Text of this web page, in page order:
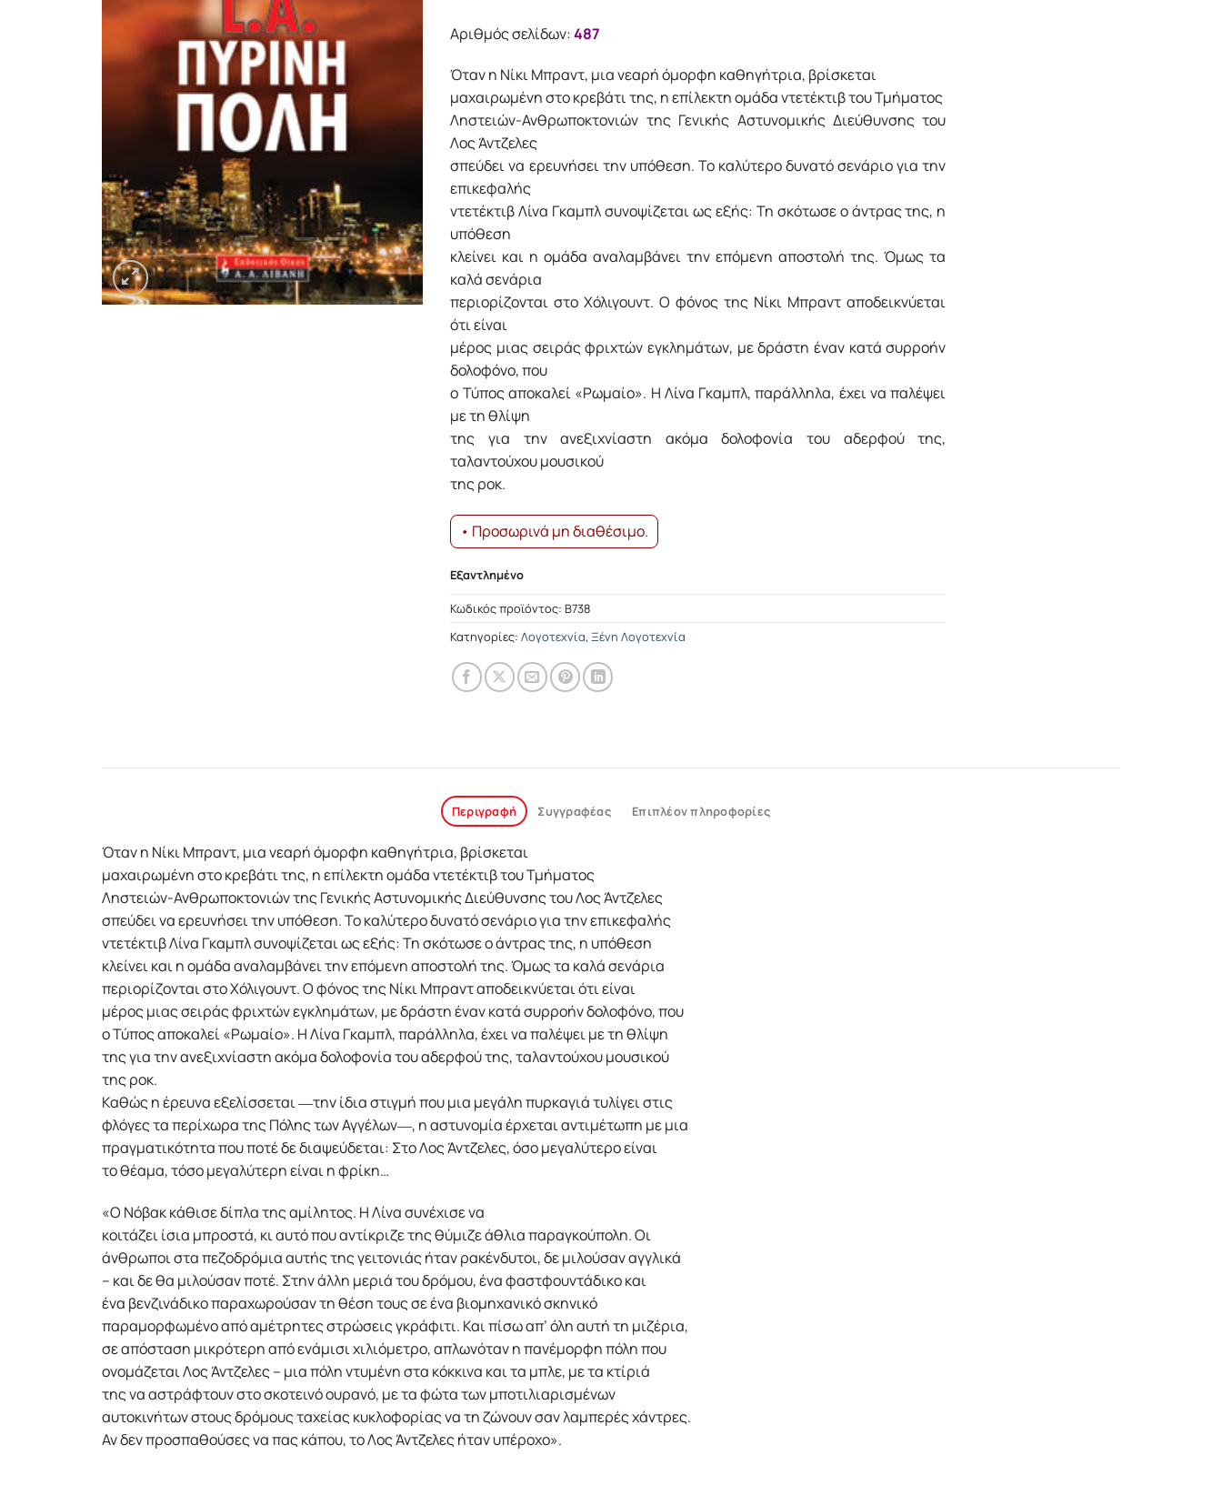
20.18€.
Αριθμός σελίδων:487
Όταν η Νίκι Μπραντ, μια νεαρή όμορφη καθηγήτρια, βρίσκεται
μαχαιρωμένη στο κρεβάτι της, η επίλεκτη ομάδα ντετέκτιβ του Τμήματος
Ληστειών-Ανθρωποκτονιών της Γενικής Αστυνομικής Διεύθυνσης του
Λος Άντζελες
σπεύδει να ερευνήσει την υπόθεση. Το καλύτερο δυνατό σενάριο για την
επικεφαλής
ντετέκτιβ Λίνα Γκαμπλ συνοψίζεται ως εξής: Τη σκότωσε ο άντρας της, η
υπόθεση
κλείνει και η ομάδα αναλαμβάνει την επόμενη αποστολή της. Όμως τα
καλά σενάρια
περιορίζονται στο Χόλιγουντ. Ο φόνος της Νίκι Μπραντ αποδεικνύεται
ότι είναι
μέρος μιας σειράς φριχτών εγκλημάτων, με δράστη έναν κατά συρροήν
δολοφόνο, που
ο Τύπος αποκαλεί «Ρωμαίο». Η Λίνα Γκαμπλ, παράλληλα, έχει να παλέψει
με τη θλίψη
της για την ανεξιχνίαστη ακόμα δολοφονία του αδερφού της,
ταλαντούχου μουσικού
της ροκ.
• Προσωρινά μη διαθέσιμο.
Εξαντλημένο
Κωδικός προϊόντος:Β738
Κατηγορίες:Λογοτεχνία, Ξένη Λογοτεχνία
Περιγραφή Συγγραφέας Επιπλέον πληροφορίες
Όταν η Νίκι Μπραντ, μια νεαρή όμορφη καθηγήτρια, βρίσκεται
μαχαιρωμένη στο κρεβάτι της, η επίλεκτη ομάδα ντετέκτιβ του Τμήματος
Ληστειών-Ανθρωποκτονιών της Γενικής Αστυνομικής Διεύθυνσης του Λος Άντζελες
σπεύδει να ερευνήσει την υπόθεση. Το καλύτερο δυνατό σενάριο για την επικεφαλής
ντετέκτιβ Λίνα Γκαμπλ συνοψίζεται ως εξής: Τη σκότωσε ο άντρας της, η υπόθεση
κλείνει και η ομάδα αναλαμβάνει την επόμενη αποστολή της. Όμως τα καλά σενάρια
περιορίζονται στο Χόλιγουντ. Ο φόνος της Νίκι Μπραντ αποδεικνύεται ότι είναι
μέρος μιας σειράς φριχτών εγκλημάτων, με δράστη έναν κατά συρροήν δολοφόνο, που
ο Τύπος αποκαλεί «Ρωμαίο». Η Λίνα Γκαμπλ, παράλληλα, έχει να παλέψει με τη θλίψη
της για την ανεξιχνίαστη ακόμα δολοφονία του αδερφού της, ταλαντούχου μουσικού
της ροκ.
Καθώς η έρευνα εξελίσσεται ―την ίδια στιγμή που μια μεγάλη πυρκαγιά τυλίγει στις
φλόγες τα περίχωρα της Πόλης των Αγγέλων―, η αστυνομία έρχεται αντιμέτωπη με μια
πραγματικότητα που ποτέ δε διαψεύδεται: Στο Λος Άντζελες, όσο μεγαλύτερο είναι
το θέαμα, τόσο μεγαλύτερη είναι η φρίκη…
«Ο Νόβακ κάθισε δίπλα της αµίλητος. Η Λίνα συνέχισε να
κοιτάζει ίσια µπροστά, κι αυτό που αντίκριζε της θύµιζε άθλια παραγκούπολη. Οι
άνθρωποι στα πεζοδρόµια αυτής της γειτονιάς ήταν ρακένδυτοι, δε µιλούσαν αγγλικά
– και δε θα µιλούσαν ποτέ. Στην άλλη µεριά του δρόµου, ένα φαστφουντάδικο και
ένα βενζινάδικο παραχωρούσαν τη θέση τους σε ένα βιοµηχανικό σκηνικό
παραµορφωµένο από αµέτρητες στρώσεις γκράφιτι. Και πίσω απ’ όλη αυτή τη µιζέρια,
σε απόσταση µικρότερη από ενάµισι χιλιόµετρο, απλωνόταν η πανέµορφη πόλη που
ονοµάζεται Λος Άντζελες – µια πόλη ντυµένη στα κόκκινα και τα µπλε, µε τα κτίριά
της να αστράφτουν στο σκοτεινό ουρανό, µε τα φώτα των µποτιλιαρισµένων
αυτοκινήτων στους δρόµους ταχείας κυκλοφορίας να τη ζώνουν σαν λαµπερές χάντρες.
Αν δεν προσπαθούσες να πας κάπου, το Λος Άντζελες ήταν υπέροχο».